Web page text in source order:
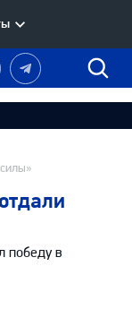
Наш
канал
Telegram
победу в